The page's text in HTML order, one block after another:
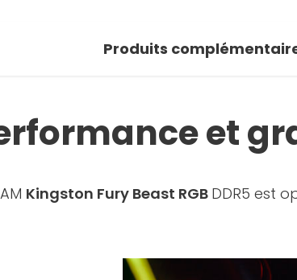
Produits
et
Kingston Fury Beast RGB DDR5 est